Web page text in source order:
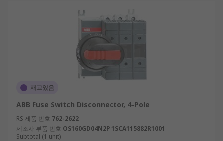
재고있음
ABB Fuse Switch Disconnector, 4-Pole
RS 제품 번호 762-2622
제조사 부품 번호 OS160GD04N2P 1SCA115882R1001
Subtotal (1 unit)